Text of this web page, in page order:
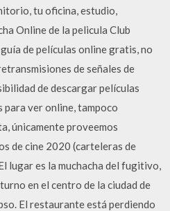
tu oficina, estudio,
Online de la pelicula Club
de películas online gratis, no
de señales de
de descargar películas
ver online, tampoco
únicamente proveemos
de cine 2020 (carteleras de
lugar es la muchacha del fugitivo,
en el centro de la ciudad de
El restaurante está perdiendo